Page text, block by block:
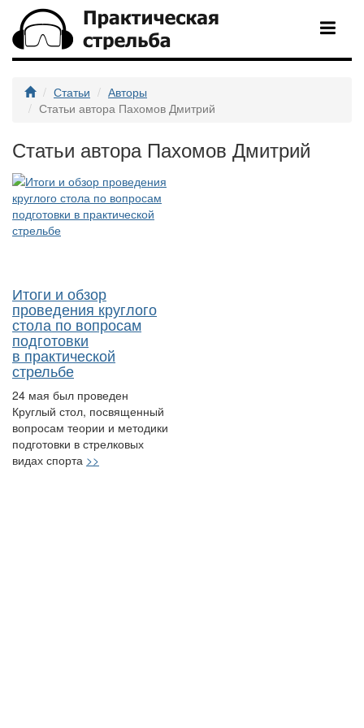
Статьи
Авторы
Статьи автора Пахомов Дмитрий
Статьи автора Пахомов Дмитрий
Итоги и обзор
проведения круглого
стола по вопросам
подготовки
в практической
стрельбе
24 мая был проведен
Круглый стол, посвященный
вопросам теории и методики
подготовки в стрелковых
видах спорта >>